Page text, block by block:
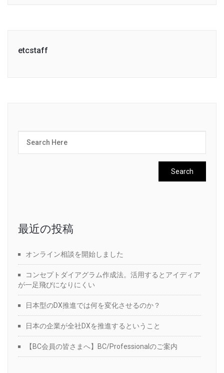
etcstaff
最近の投稿
オンライン相談を開始しました
コンセプトダイアグラム作成法。活用するとアイディア
が一足飛びになりにくい
日本型のDX推進では何を変化させるのか？
日本の企業が全社DXを推進するということ
【BC会員の皆さまへ】BC/Professionalのご案内